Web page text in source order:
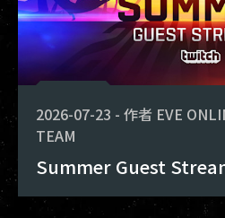
2026-07-23 - 作者 EVE
TEAM
Summer Guest